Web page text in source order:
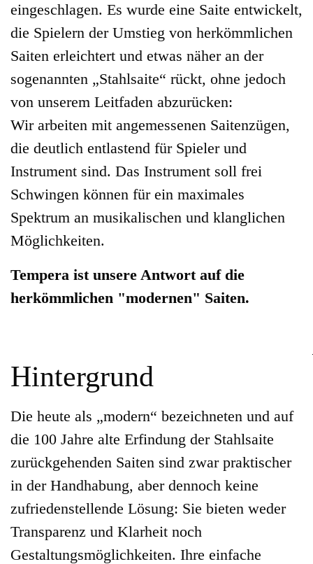
eingeschlagen. Es wurde eine Saite entwickelt,
die Spielern der Umstieg von herkömmlichen
Saiten erleichtert und etwas näher an der
sogenannten „Stahlsaite“ rückt, ohne jedoch
von unserem Leitfaden abzurücken:
Wir arbeiten mit angemessenen Saitenzügen,
die deutlich entlastend für Spieler und
Instrument sind. Das Instrument soll frei
Schwingen können für ein maximales
Spektrum an musikalischen und klanglichen
Möglichkeiten.
Tempera ist unsere Antwort auf die
herkömmlichen "modernen" Saiten.
Hintergrund
Die heute als „modern“ bezeichneten und auf
die 100 Jahre alte Erfindung der Stahlsaite
zurückgehenden Saiten sind zwar praktischer
in der Handhabung, aber dennoch keine
zufriedenstellende Lösung: Sie bieten weder
Transparenz und Klarheit noch
Gestaltungsmöglichkeiten. Ihre einfache